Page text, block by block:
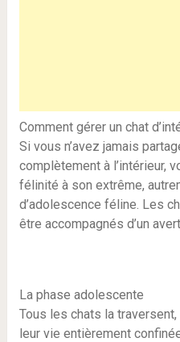
Comment gérer un chat
Si vous n’avez jamais
complètement à l’intérieur,
félinité à son extrême,
d’adolescence féline. Les
être accompagnés d’un
La phase adolescente
Tous les chats la
leur vie entièrement